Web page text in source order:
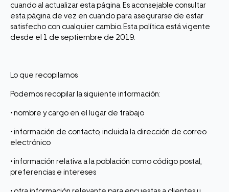
cuando al actualizar esta página. Es aconsejable consultar
esta página de vez en cuando para asegurarse de estar
satisfecho con cualquier cambio. Esta política está vigente
desde el 1 de septiembre de 2019.
Lo que recopilamos
Podemos recopilar la siguiente información:
• nombre y cargo en el lugar de trabajo
• información de contacto, incluida la dirección de correo
electrónico
• información relativa a la población como código postal,
preferencias e intereses